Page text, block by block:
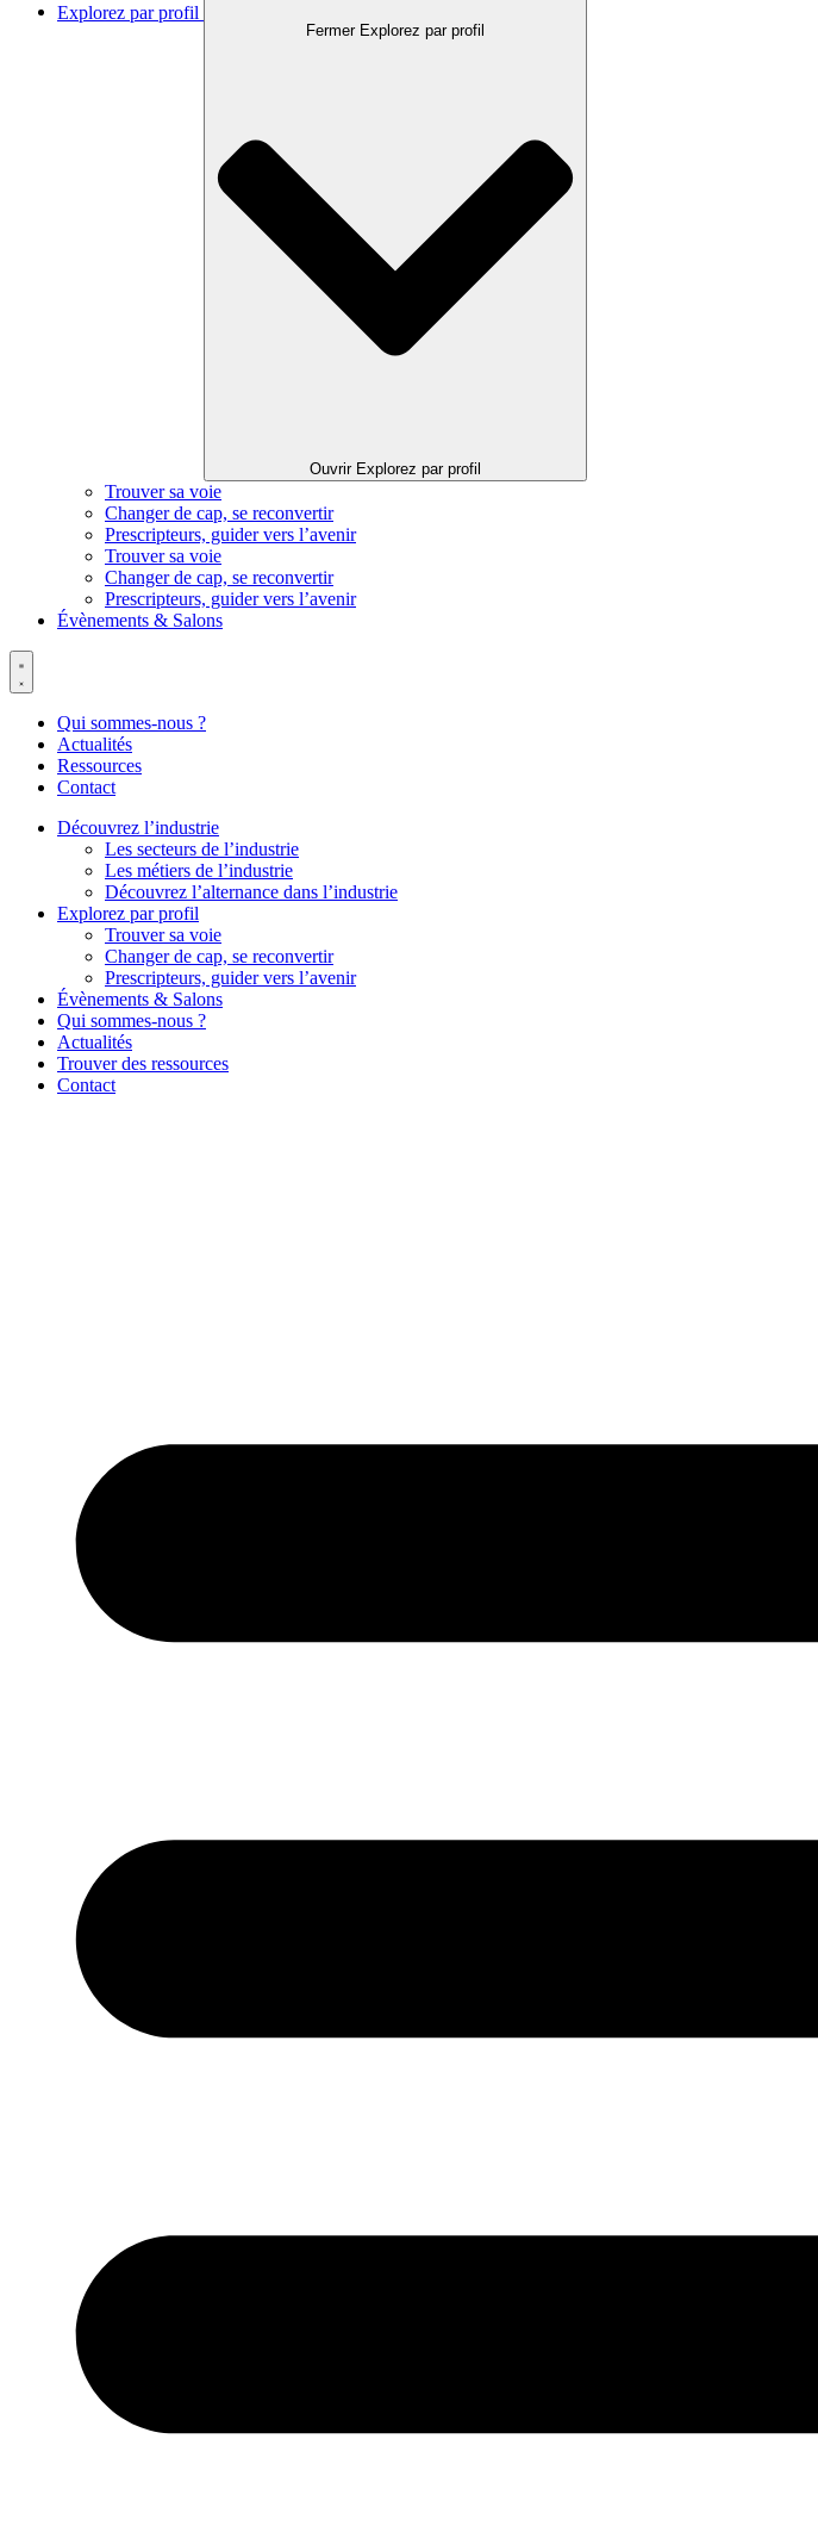
Explorez par profil
Fermer Explorez par profil
Ouvrir Explorez par profil
Trouver sa voie
Changer de cap, se reconvertir
Prescripteurs, guider vers l’avenir
Trouver sa voie
Changer de cap, se reconvertir
Prescripteurs, guider vers l’avenir
Évènements & Salons
Qui sommes-nous ?
Actualités
Ressources
Contact
Découvrez l’industrie
Les secteurs de l’industrie
Les métiers de l’industrie
Découvrez l’alternance dans l’industrie
Explorez par profil
Trouver sa voie
Changer de cap, se reconvertir
Prescripteurs, guider vers l’avenir
Évènements & Salons
Qui sommes-nous ?
Actualités
Trouver des ressources
Contact